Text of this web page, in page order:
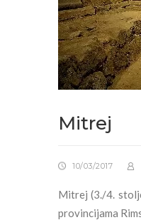
Mitrej
10/03/2017
Mitrej (3./4.
provincijama